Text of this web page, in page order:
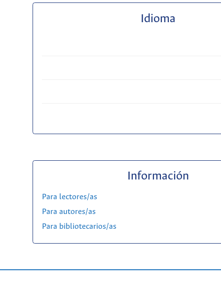
Idioma
Información
Para lectores/as
Para autores/as
Para bibliotecarios/as